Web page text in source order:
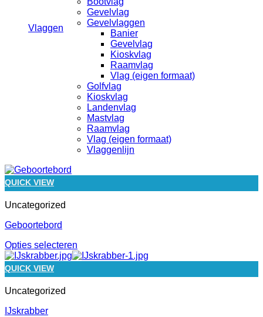
Vlaggen
Gevelvlag
Gevelvlaggen
Banier
Gevelvlag
Kioskvlag
Raamvlag
Vlag (eigen formaat)
Golfvlag
Kioskvlag
Landenvlag
Mastvlag
Raamvlag
Vlag (eigen formaat)
Vlaggenlijn
QUICK VIEW
Uncategorized
Geboortebord
Opties selecteren
QUICK VIEW
Uncategorized
IJskrabber